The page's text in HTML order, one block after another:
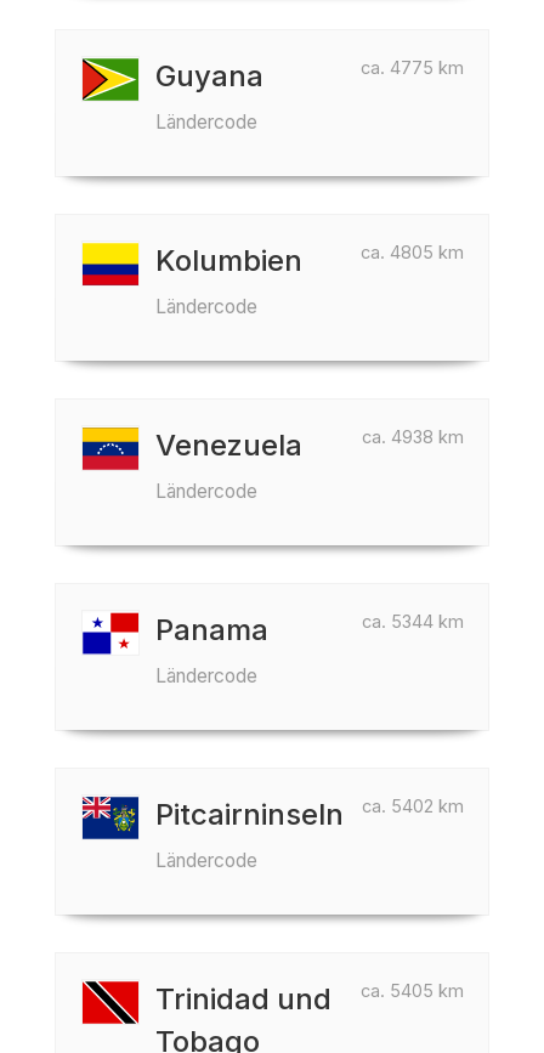
ca. 4775 km
Guyana
Ländercode
ca. 4805 km
Kolumbien
Ländercode
ca. 4938 km
Venezuela
Ländercode
ca. 5344 km
Panama
Ländercode
ca. 5402 km
Pitcairninseln
Ländercode
ca. 5405 km
Trinidad und
Tobago